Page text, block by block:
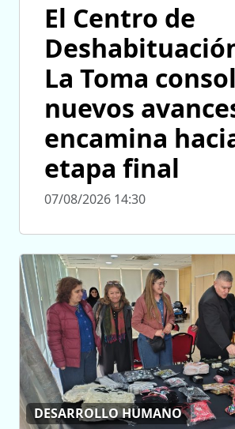
El Centro de
La Toma
nuevos
encamina
etapa final
07/08/2026 14:30
DESARROLLO HUMANO